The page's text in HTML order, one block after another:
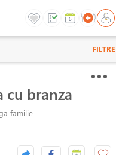
FILTRE
cu branza
familie